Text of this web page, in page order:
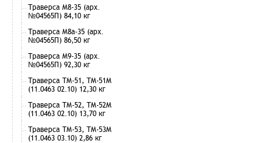
Траверса М8-35 (арх.
№04565П) 84,10 кг
Траверса М8а-35 (арх.
№04565П) 86,50 кг
Траверса М9-35 (арх.
№04565П) 92,30 кг
Траверса ТМ-51, ТМ-51М
(11.0463 02.10) 12,30 кг
Траверса ТМ-52, ТМ-52М
(11.0463 02.10) 13,70 кг
Траверса ТМ-53, ТМ-53М
(11.0463 03.10) 2,86 кг